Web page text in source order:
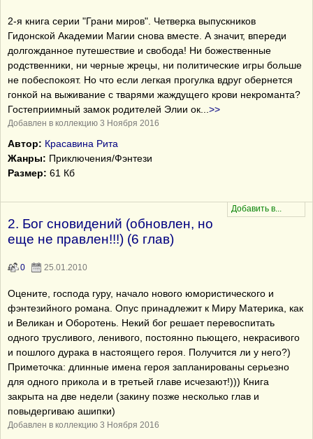
2-я книга серии "Грани миров". Четверка выпускников
Гидонской Академии Магии снова вместе. А значит, впереди
долгожданное путешествие и свобода! Ни божественные
родственники, ни черные жрецы, ни политические игры больше
не побеспокоят. Но что если легкая прогулка вдруг обернется
гонкой на выживание с тварями жаждущего крови некроманта?
Гостеприимный замок родителей Элии ок
>>
Добавлен в коллекцию 3 Ноября 2016
Автор: Красавина Рита
Жанры: Приключения/Фэнтези
Размер: 61 Кб
2. Бог сновидений (обновлен, но
еще не правлен!!!) (6 глав)
0 25.01.2010
Оцените, господа гуру, начало нового юмористического и
фэнтезийного романа. Опус принадлежит к Миру Материка, как
и Великан и Оборотень. Некий бог решает перевоспитать
одного трусливого, ленивого, постоянно пьющего, некрасивого
и пошлого дурака в настоящего героя. Получится ли у него?)
Приметочка: длинные имена героя запланированы серьезно
для одного прикола и в третьей главе исчезают!))) Книга
закрыта на две недели (закину позже несколько глав и
повыдергиваю ашипки)
Добавлен в коллекцию 3 Ноября 2016